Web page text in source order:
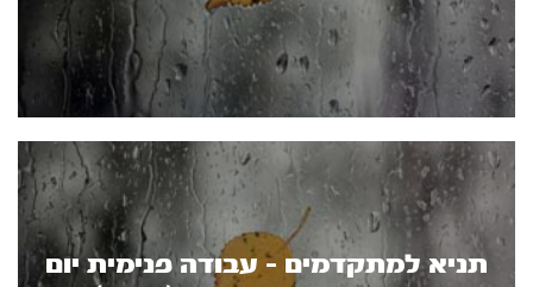
תניא למתקדמים - עבודה פנימית יום